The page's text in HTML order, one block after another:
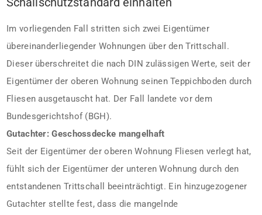
Im vorliegenden Fall stritten sich zwei Eigentümer
übereinanderliegender Wohnungen über den Trittschall.
Dieser überschreitet die nach DIN zulässigen Werte, seit der
Eigentümer der oberen Wohnung seinen Teppichboden durch
Fliesen ausgetauscht hat. Der Fall landete vor dem
Bundesgerichtshof (BGH).
Gutachter: Geschossdecke mangelhaft
Seit der Eigentümer der oberen Wohnung Fliesen verlegt hat,
fühlt sich der Eigentümer der unteren Wohnung durch den
entstandenen Trittschall beeinträchtigt. Ein hinzugezogener
Gutachter stellte fest, dass die mangelnde